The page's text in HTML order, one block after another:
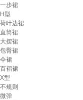
一步裙
H型
荷叶边裙
直筒裙
大摆裙
包臀裙
伞裙
百褶裙
X型
不规则
微弹